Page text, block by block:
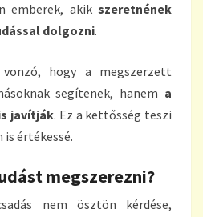
emberek, akik szeretnének
dolgozni.
vonzó, hogy a megszerzett
segítenek, hanem a
javítják. Ez a kettősség teszi
is értékessé.
megszerezni?
nem ösztön kérdése,